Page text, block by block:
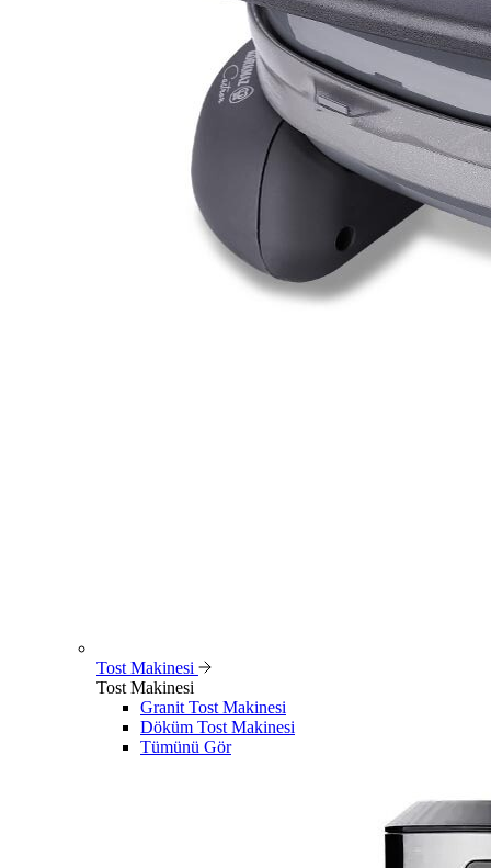
Tost Makinesi
Tost Makinesi
Granit Tost Makinesi
Döküm Tost Makinesi
Tümünü Gör